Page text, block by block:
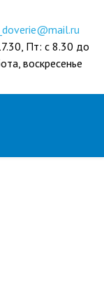
Пт: с 8.30 до
воскресенье